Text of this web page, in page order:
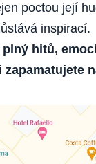
poctou její
inspirací.
hitů,